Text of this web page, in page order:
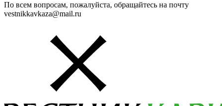
По всем вопросам, пожалуйста, обращайтесь на почту
vestnikkavkaza@mail.ru